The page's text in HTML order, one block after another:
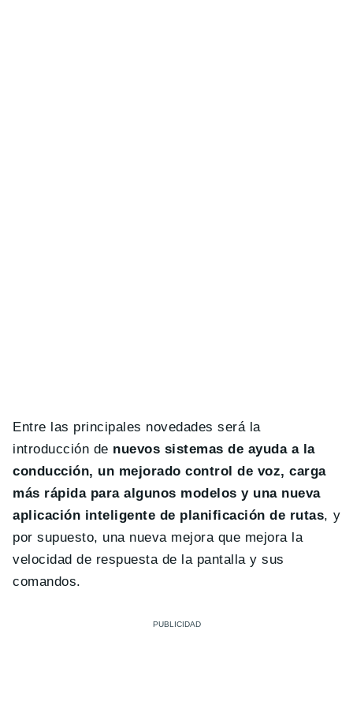
Entre las principales novedades será la
introducción de nuevos sistemas de ayuda a la
conducción, un mejorado control de voz, carga
más rápida para algunos modelos y una nueva
aplicación inteligente de planificación de rutas, y
por supuesto, una nueva mejora que mejora la
velocidad de respuesta de la pantalla y sus
comandos.